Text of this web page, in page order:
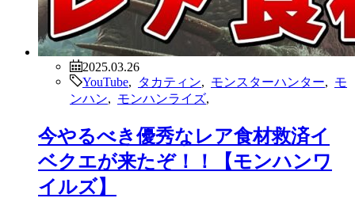
2025.03.26
YouTube
タカティン モンスターハンター
モ
ンハン
モンハンライズ
今やるべき優秀なレア食材救済イ
ベクエが来たぞ！！【モンハンワ
イルズ】